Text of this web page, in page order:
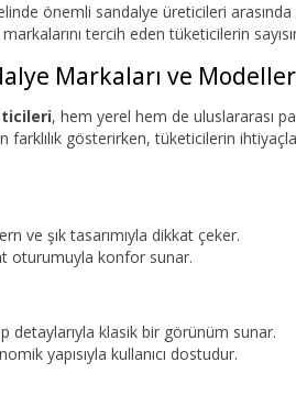
önemli sandalye üreticileri
tercih eden tüketicilerin
Markaları ve
, hem yerel hem de uluslararası
farklılık gösterirken, tüketicilerin
ve şık tasarımıyla dikkat çeker.
oturumuyla konfor sunar.
detaylarıyla klasik bir görünüm sunar.
yapısıyla kullanıcı dostudur.